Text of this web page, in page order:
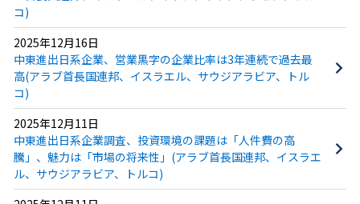
コ)
2025年12月16日
中東進出日系企業、営業黒字の企業比率は3年連続で過去最
高(アラブ首長国連邦、イスラエル、サウジアラビア、トル
コ)
2025年12月11日
中東進出日系企業調査、投資環境の課題は「人件費の高
騰」、魅力は「市場の将来性」(アラブ首長国連邦、イスラエ
ル、サウジアラビア、トルコ)